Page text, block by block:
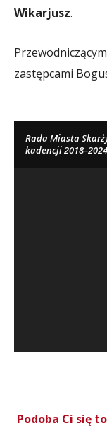
Wikarjusz.
zastępcami
Rada Miasta
kadencji
Podoba Ci się